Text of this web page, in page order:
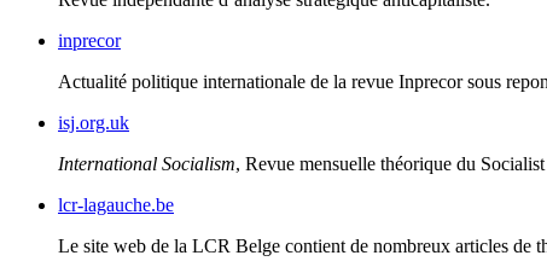
inprecor
Actualité politique internationale de la revue Inprecor sous
isj.org.uk
International Socialism, Revue mensuelle théorique du
lcr-lagauche.be
Le site web de la LCR Belge contient de nombreux articles de